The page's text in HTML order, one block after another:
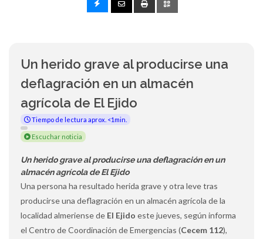
Un herido grave al producirse una
deflagración en un almacén
agrícola de El Ejido
Tiempo de lectura aprox. <1min.
Escuchar noticia
Un herido grave al producirse una deflagración en un
almacén agrícola de El Ejido
Una persona ha resultado herida grave y otra leve tras
producirse una deflagración en un almacén agrícola de la
localidad almeriense de El Ejido este jueves, según informa
el Centro de Coordinación de Emergencias (Cecem 112),